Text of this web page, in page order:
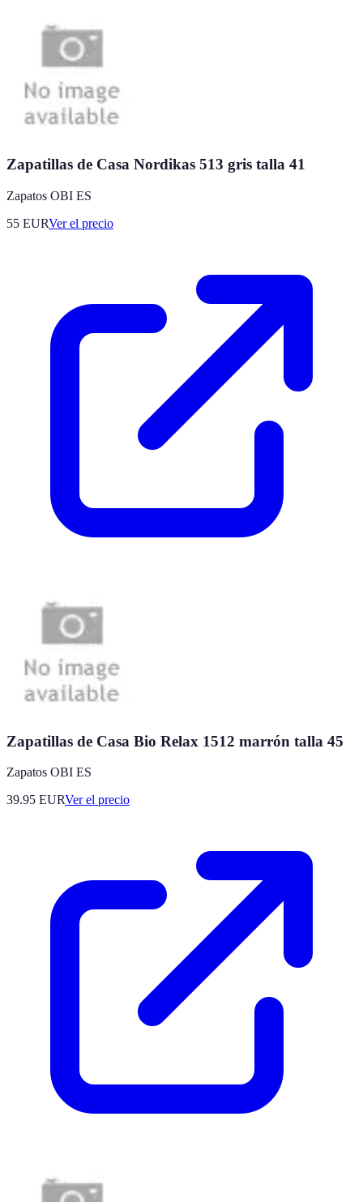
Zapatillas de Casa Nordikas 513 gris talla 41
Zapatos OBI ES
55 EURVer el precio
Zapatillas de Casa Bio Relax 1512 marrón talla 45
Zapatos OBI ES
39.95 EURVer el precio